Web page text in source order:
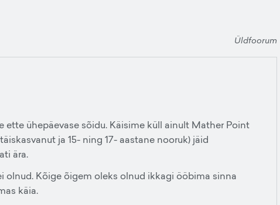
Üldfoorum
ühepäevase sõidu. Käisime küll ainult Mather Point
ja 15- ning 17- aastane nooruk) jäid
ära.
olnud. Kõige õigem oleks olnud ikkagi ööbima sinna
käia.